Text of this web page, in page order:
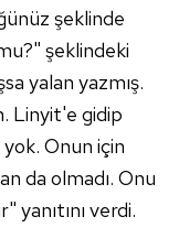
şeklinde
şeklindeki
yalan yazmış.
Linyit'e gidip
Onun için
da olmadı. Onu
yanıtını verdi.